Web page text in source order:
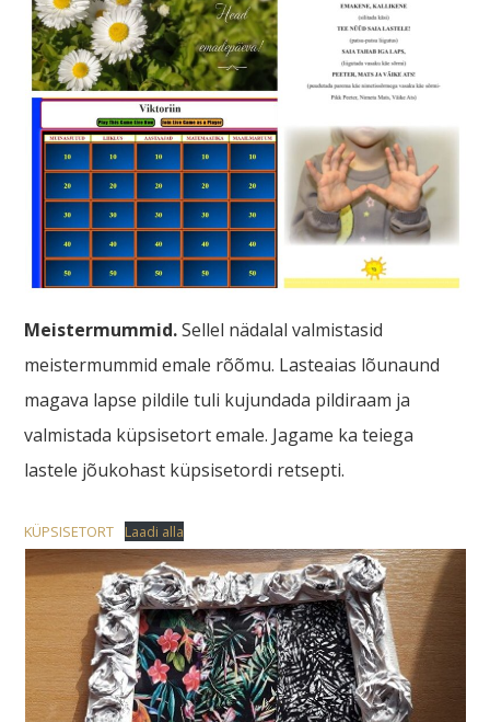
Meistermummid.Sellel nädalal valmistasid
meistermummid emale rõõmu. Lasteaias lõunaund
magava lapse pildile tuli kujundada pildiraam ja
valmistada küpsisetort emale. Jagame ka teiega
lastele jõukohast küpsisetordi retsepti.
KÜPSISETORT Laadi alla